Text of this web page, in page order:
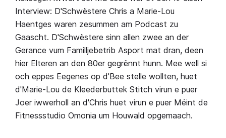
Interview: D'Schwëstere Chris a Marie-Lou
Haentges waren zesummen am Podcast zu
Gaascht. D'Schwëstere sinn allen zwee an der
Gerance vum Familljebetrib Asport mat dran, deen
hier Elteren an den 80er gegrënnt hunn. Mee well si
och eppes Eegenes op d'Bee stelle wollten, huet
d'Marie-Lou de Kleederbuttek Stitch virun e puer
Joer iwwerholl an d'Chris huet virun e puer Méint de
Fitnessstudio Omonia um Houwald opgemaach.